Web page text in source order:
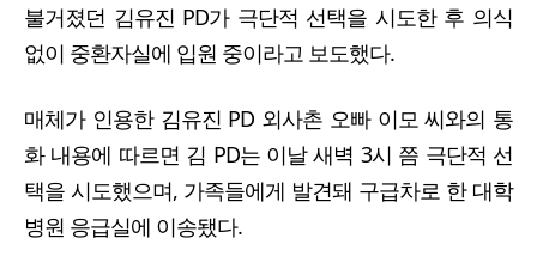
불거졌던 김유진 PD가 극단적 선택을 시도한 후 의식
없이 중환자실에 입원 중이라고 보도했다.
매체가 인용한 김유진 PD 외사촌 오빠 이모 씨와의 통
화 내용에 따르면 김 PD는 이날 새벽 3시 쯤 극단적 선
택을 시도했으며, 가족들에게 발견돼 구급차로 한 대학
병원 응급실에 이송됐다.